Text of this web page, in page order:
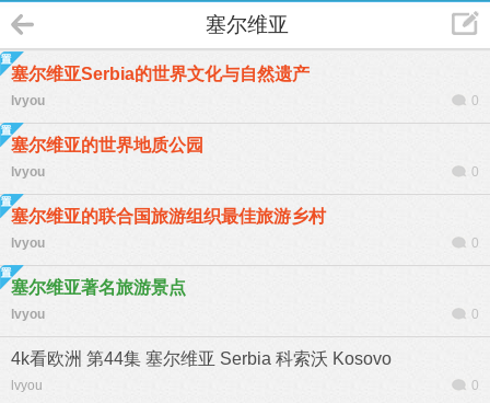
塞尔维亚
塞尔维亚Serbia的世界文化与自然遗产
lvyou 0
塞尔维亚的世界地质公园
lvyou 0
塞尔维亚的联合国旅游组织最佳旅游乡村
lvyou 0
塞尔维亚著名旅游景点
lvyou 0
4k看欧洲 第44集 塞尔维亚 Serbia 科索沃 Kosovo
lvyou 0